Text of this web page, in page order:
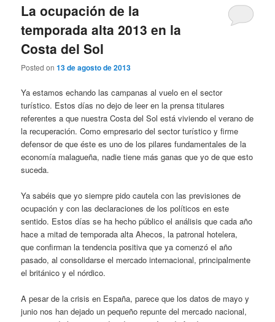
La ocupación de la
temporada alta 2013 en la
Costa del Sol
Posted on13 de agosto de 2013
Ya estamos echando las campanas al vuelo en el sector
turístico. Estos días no dejo de leer en la prensa titulares
referentes a que nuestra Costa del Sol está viviendo el verano de
la recuperación. Como empresario del sector turístico y firme
defensor de que éste es uno de los pilares fundamentales de la
economía malagueña, nadie tiene más ganas que yo de que esto
suceda.
Ya sabéis que yo siempre pido cautela con las previsiones de
ocupación y con las declaraciones de los políticos en este
sentido. Estos días se ha hecho público el análisis que cada año
hace a mitad de temporada alta Ahecos, la patronal hotelera,
que confirman la tendencia positiva que ya comenzó el año
pasado, al consolidarse el mercado internacional, principalmente
el británico y el nórdico.
A pesar de la crisis en España, parece que los datos de mayo y
junio nos han dejado un pequeño repunte del mercado nacional,